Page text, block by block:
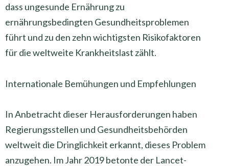
dass ungesunde Ernährung zu
ernährungsbedingten Gesundheitsproblemen
führt und zu den zehn wichtigsten Risikofaktoren
für die weltweite Krankheitslast zählt.
Internationale Bemühungen und Empfehlungen
In Anbetracht dieser Herausforderungen haben
Regierungsstellen und Gesundheitsbehörden
weltweit die Dringlichkeit erkannt, dieses Problem
anzugehen. Im Jahr 2019 betonte der Lancet-